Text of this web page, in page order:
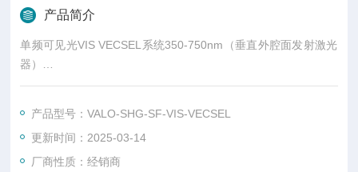
产品简介
单频可见光VIS VECSEL系统350-750nm（垂直外腔面发射激光
器）
产品总览
的腔内二次谐波产生功能。这种新开发的激光器目前可在350-75
0 nm之间使用，具有瓦级输出功率，并使用与我们的近红外VAL
O SF产品线相同的交钥匙VECSEL平台。
产品型号：VALO-SHG-SF-VIS-VECSEL
更新时间：2025-03-14
厂商性质：经销商